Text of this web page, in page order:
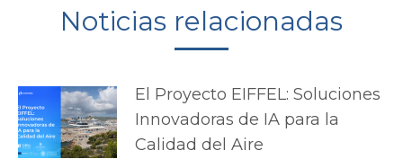
Noticias relacionadas
El Proyecto EIFFEL: Soluciones
Innovadoras de IA para la
Calidad del Aire